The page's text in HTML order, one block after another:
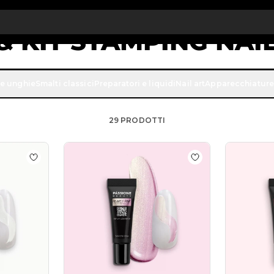
quantità: dal -5% sugli ordini a partire da 250€
KIT STAMPING
in modo rapido ed efficace, sei nel posto giusto: con le
di livello professionale.
29 PRODOTTI
Painting Gel
Aggiungi alla wishlist Pearly White UV Painting Gel
Aggiungi alla